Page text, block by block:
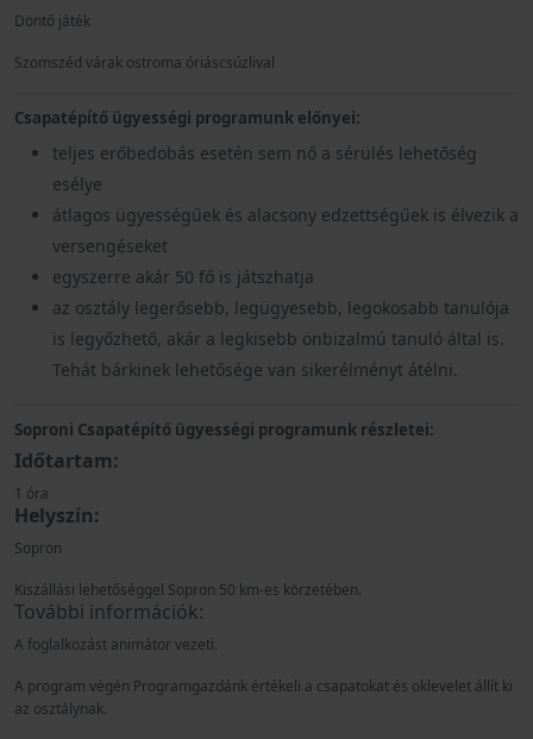
Döntő játék
Szomszéd várak ostroma óriáscsúzlival
Csapatépítő ügyességi programunk előnyei:
teljes erőbedobás esetén sem nő a sérülés lehetőség
esélye
átlagos ügyességűek és alacsony edzettségűek is élvezik a
versengéseket
egyszerre akár 50 fő is játszhatja
az osztály legerősebb, legügyesebb, legokosabb tanulója
is legyőzhető, akár a legkisebb önbizalmú tanuló által is.
Tehát bárkinek lehetősége van sikerélményt átélni.
Soproni Csapatépítő ügyességi programunk részletei:
Időtartam:
1 óra
Helyszín:
Sopron
Kiszállási lehetőséggel Sopron 50 km-es körzetében.
További információk:
A foglalkozást animátor vezeti.
A program végén Programgazdánk értékeli a csapatokat és oklevelet állít ki
az osztálynak.